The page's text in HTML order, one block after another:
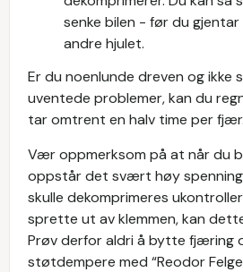
senke bilen - før du
andre hjulet.
Er du noenlunde dreven og ikke
uventede problemer, kan du
tar omtrent en halv time per fjær.
Vær oppmerksom på at når du
oppstår det svært høy
skulle dekomprimeres
sprette ut av klemmen, kan
Prøv derfor aldri å bytte fjæring
støtdempere med “Reodor